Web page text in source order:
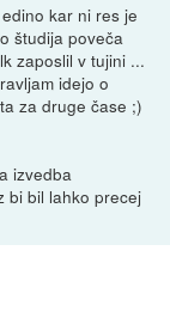
kar ni res je
študija poveča
zaposlil v tujini ...
idejo o
za druge čase ;)
izvedba
bi bil lahko precej